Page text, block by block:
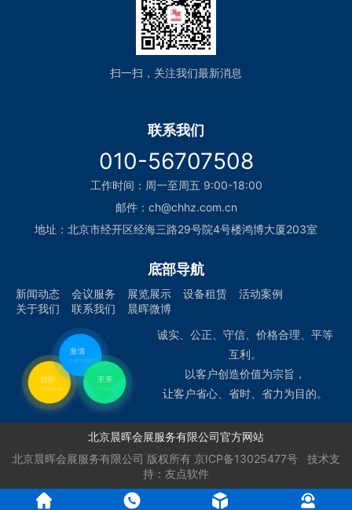
扫一扫，关注我们最新消息
联系我们
010-56707508
工作时间：周一至周五 9:00-18:00
邮件：ch@chhz.com.cn
地址：北京市经开区经海三路29号院4号楼鸿博大厦203室
底部导航
新闻动态 会议服务 展览展示 设备租赁
活动案例
关于我们
联系我们
晨晖微博
诚实、公正、守信、价格合理、平等
互利。
以客户创造价值为宗旨，
让客户省心、省时、省力为目的。
北京晨晖会展服务有限公司官方网站
北京晨晖会展服务有限公司 版权所有 京ICP备13025477号
技术支
持： 友点软件